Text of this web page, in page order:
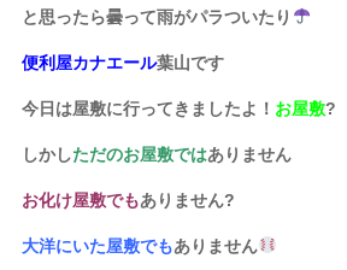
と思ったら曇って雨がパラついたり
便利屋カナエール葉山です
今日は屋敷に行ってきましたよ！ お屋敷?
しかしただのお屋敷ではありません
お化け屋敷でもありません?
大洋にいた屋敷でもありません